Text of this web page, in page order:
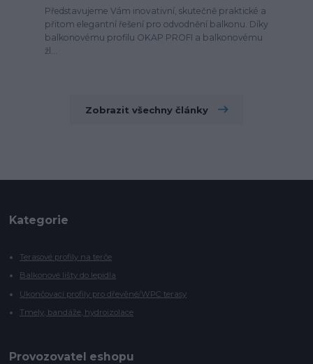
Představujeme Vám inovativní, skutečně praktické a
přitom elegantní řešení pro odvodnění balkonu. Díky
balkonovému profilu OKAP PROFI a balkonovému
žl...
Zobrazit všechny články
Kategorie
Terasové profily na terče
Balkonové lišty do lepidla
Ukončovací profily pro dřevěné/WPC terasy
Tmely, bandáže, hydroizolace
Provozovatel eshopu